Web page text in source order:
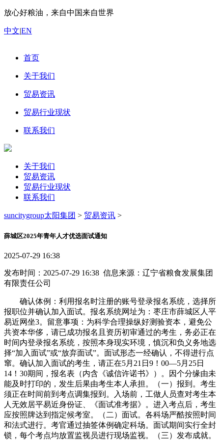
放心好粮油，来自中国来自世界
中文|EN
首页
关于我们
贸易资讯
贸易行业现状
联系我们
关于我们
贸易资讯
贸易行业现状
联系我们
suncitygroup太阳集团 > 贸易资讯 >
薛城区2025年青年人才优选面试通知
2025-07-29 16:38
发布时间：2025-07-29 16:38 信息来源：辽宁省粮食发展集团
有限责任公司
确认体例：利用报名时注册的账号登录报名系统，选择所
报职位并确认加入面试。报名系统网址为：枣庄市薛城区人平
易近网坐3。留意事项：为科学合理操纵好测验资本，避免公
共资本华侈，请已成功报名且资历初审通过的考生，务必正在
时间内登录报名系统，按照本身现实环境，慎沉和负义务地选
择“加入面试”或“放弃面试”。面试形态一经确认，不得进行点
窜。确认加入面试的考生，请正在5月21日9！00—5月25日
14！30期间，报名表（内含《诚信许诺书》）。因个分缘由未
能及时打印的，发生后果由考生本人承担。（一）报到。考生
须正在时间前到考点调集报到。入场前，工做人员查对考生本
人无效居平易近身份证、《面试准考据》。进入考点后，考生
应按照牌达到指定候考室。（二）面试。各科场严酷按照时间
和法式进行。考官通过抽签体例确定科场。面试期间实行全封
锁，每个考点均放置监视员进行现场监视。（三）发布成就。